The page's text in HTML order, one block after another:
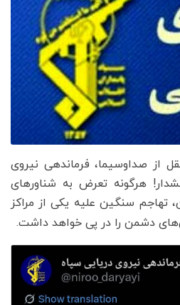
از صداوسیما، فرماندهی نیروی
هرگونه تعرض به شناورهای
تهاجم سنگین علیه یکی از مراکز
دشمن را در پی خواهد داشت.